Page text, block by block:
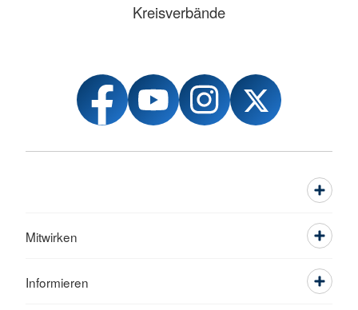
Kreisverbände
Mitwirken
Informieren